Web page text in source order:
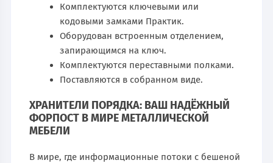
Комплектуются ключевыми или
кодовыми замками Практик.
Оборудован встроенным отделением,
запирающимся на ключ.
Комплектуются переставными полками.
Поставляются в собранном виде.
ХРАНИТЕЛИ ПОРЯДКА: ВАШ НАДЁЖНЫЙ
ФОРПОСТ В МИРЕ МЕТАЛЛИЧЕСКОЙ
МЕБЕЛИ
В мире, где информационные потоки с бешеной